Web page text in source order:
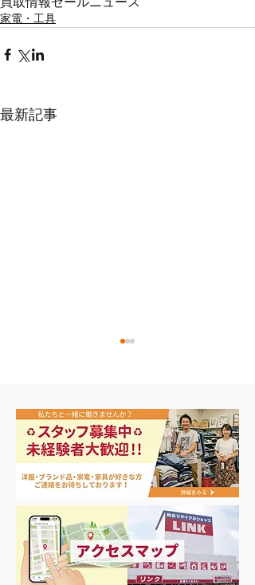
家電・工具
最新記事
☆新ダイワ 溶接機入
荷 EGW151MS